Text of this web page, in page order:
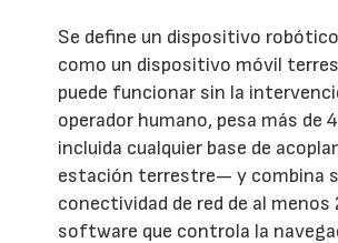
Se define un dispositivo
como un dispositivo móvil
puede funcionar sin la
operador humano, pesa más de
incluida cualquier base de
estación terrestre— y combina
conectividad de red de al menos
software que controla la